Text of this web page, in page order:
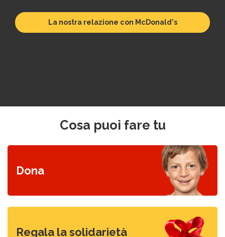
La nostra relazione con McDonald's
Cosa puoi fare tu
Dona
Regala la solidarietà